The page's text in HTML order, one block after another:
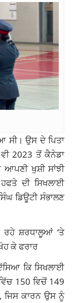
ਸੀ। ਉਸ ਦੇ ਪਿਤਾ
2023 ਤੋਂ ਕੈਨੇਡਾ
ਖੁਸ਼ੀ ਸਾਂਝੀ
ਦੀ ਸਿਖਲਾਈ
ਡਿਊਟੀ ਸੰਭਾਲਣ
ਰਹੇ ਸ਼ਰਧਾਲੂਆਂ ‘ਤੇ
ਕੇ ਫਰਾਰ
ਕਿ ਸਿਖਲਾਈ
150 ਵਿਚੋਂ 149
ਜਿਸ ਕਾਰਨ ਉਸ ਨੂੰ